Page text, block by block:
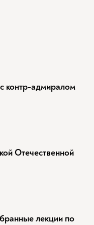
контр-адмиралом
Отечественной
лекции по